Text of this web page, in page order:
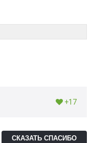
+17
СКАЗАТЬ СПАСИБО